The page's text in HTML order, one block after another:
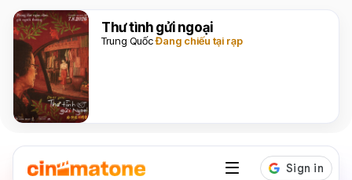
Thư tình gửi ngoại
Trung QuốcĐang chiếu tại rạp